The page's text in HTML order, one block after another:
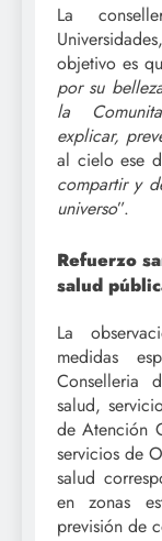
La
Universidades,
objetivo es
por su
la
explicar,
al cielo ese
compartir y
universo”.
Refuerzo
salud
La
medidas
Conselleria
salud,
de Atención
servicios de
salud
en zonas
previsión de